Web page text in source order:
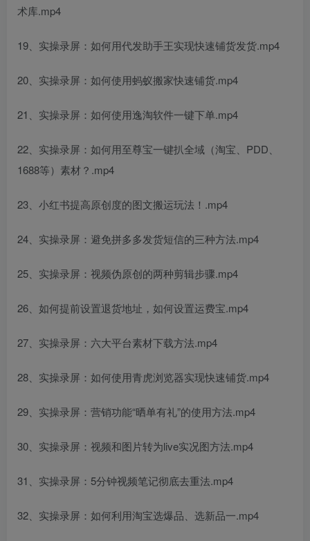
术库.mp4
19、实操录屏：如何用代发助手王实现快速铺货发货.mp4
20、实操录屏：如何使用蚂蚁搬家快速铺货.mp4
21、实操录屏：如何使用逸淘软件一键下单.mp4
22、实操录屏：如何用至尊宝一键扒全域（淘宝、PDD、
1688等）素材？.mp4
23、小红书提高原创度的图文搬运玩法！.mp4
24、实操录屏：避免拼多多发货短信的三种方法.mp4
25、实操录屏：视频伪原创的两种剪辑步骤.mp4
26、如何提前设置退货地址，如何设置运费宝.mp4
27、实操录屏：六大平台素材下载方法.mp4
28、实操录屏：如何使用青虎浏览器实现快速铺货.mp4
29、实操录屏：营销功能“晒单有礼”的使用方法.mp4
30、实操录屏：视频和图片转为live实况图方法.mp4
31、实操录屏：5分钟视频笔记彻底去重法.mp4
32、实操录屏：如何利用淘宝选爆品、选新品一.mp4